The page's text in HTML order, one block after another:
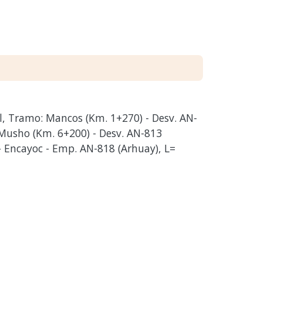
Mancos (Km. 1+270) - Desv. AN-
(Km. 6+200) - Desv. AN-813
- Emp. AN-818 (Arhuay), L=